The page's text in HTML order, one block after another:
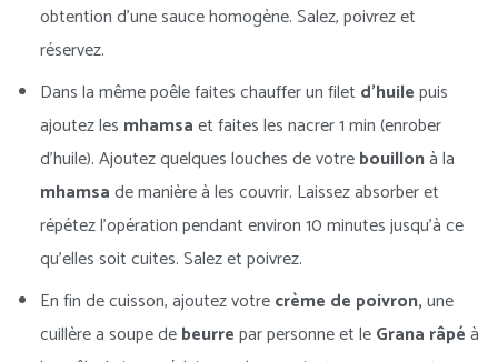
obtention d’une sauce homogène. Salez, poivrez et
réservez.
Dans la même poêle faites chauffer un filet d’huilepuis
ajoutez les mhamsaet faites les nacrer 1 min (enrober
d’huile). Ajoutez quelques louches de votrebouillonà la
mhamsade manière à les couvrir. Laissez absorber et
répétez l’opération pendant environ 10 minutes jusqu’à ce
qu’elles soit cuites. Salez et poivrez.
En fin de cuisson, ajoutez votrecrème de poivron,une
cuillère a soupe debeurrepar personne et leGrana râpéà